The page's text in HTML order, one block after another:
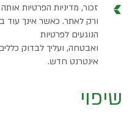
זכור, מדיניות הפרטיות
ורק לאתר. כאשר אינך עוד
הנוגעים לפרטיות
ואבטחה, ועליך לבדוק
אינטרנט חדש.
שיפוי